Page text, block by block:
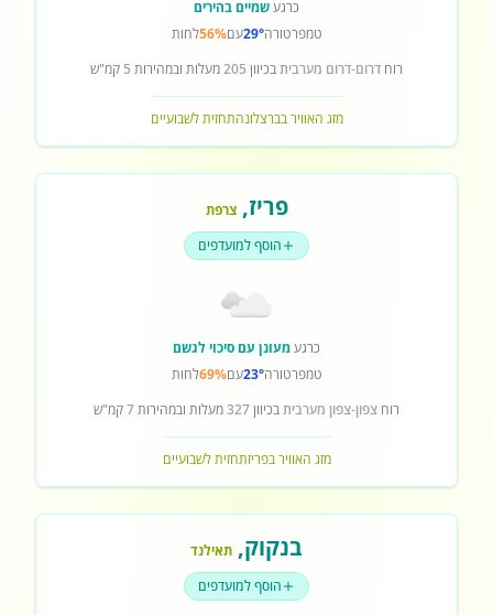
כרגעשמיים בהירים
טמפרטורה29°עם56%לחות
רוח דרום-דרום מערביתבכיוון 205מעלות ובמהירות 5 קמ"ש
מזג האוויר בברצלונהתחזית לשבועיים
פריז,צרפת
הוסף למועדפים
כרגעמעונן עם סיכוי לגשם
טמפרטורה23°עם69%לחות
רוח צפון-צפון מערביתבכיוון327מעלות ובמהירות7קמ"ש
מזג האוויר בפריזתחזית לשבועיים
בנקוק, תאילנד
הוסף למועדפים